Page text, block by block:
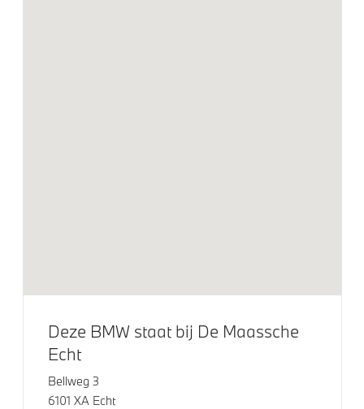
Trekhaak elektrisch uitklapbaar
Raamomlijsting M hoogglans Shadow Line
M Sportremsysteem Blau
M Koplampen Shadow Line
Deze BMW staat bij De Maassche
Echt
Bellweg 3
6101 XA Echt